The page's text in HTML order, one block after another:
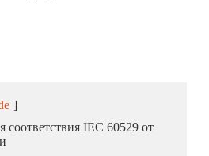
]
IEC 60529 от